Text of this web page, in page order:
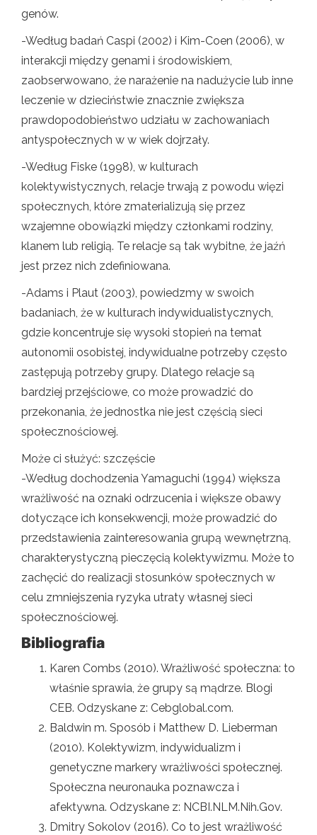
genów.
-Według badań Caspi (2002) i Kim-Coen (2006), w
interakcji między genami i środowiskiem,
zaobserwowano, że narażenie na nadużycie lub inne
leczenie w dzieciństwie znacznie zwiększa
prawdopodobieństwo udziału w zachowaniach
antyspołecznych w w wiek dojrzały.
-Według Fiske (1998), w kulturach
kolektywistycznych, relacje trwają z powodu więzi
społecznych, które zmaterializują się przez
wzajemne obowiązki między członkami rodziny,
klanem lub religią. Te relacje są tak wybitne, że jaźń
jest przez nich zdefiniowana.
-Adams i Plaut (2003), powiedzmy w swoich
badaniach, że w kulturach indywidualistycznych,
gdzie koncentruje się wysoki stopień na temat
autonomii osobistej, indywidualne potrzeby często
zastępują potrzeby grupy. Dlatego relacje są
bardziej przejściowe, co może prowadzić do
przekonania, że ​​jednostka nie jest częścią sieci
społecznościowej.
Może ci służyć: szczęście
-Według dochodzenia Yamaguchi (1994) większa
wrażliwość na oznaki odrzucenia i większe obawy
dotyczące ich konsekwencji, może prowadzić do
przedstawienia zainteresowania grupą wewnętrzną,
charakterystyczną pieczęcią kolektywizmu. Może to
zachęcić do realizacji stosunków społecznych w
celu zmniejszenia ryzyka utraty własnej sieci
społecznościowej.
Bibliografia
Karen Combs (2010). Wrażliwość społeczna: to
właśnie sprawia, że ​​grupy są mądrze. Blogi
CEB. Odzyskane z: Cebglobal.com.
Baldwin m. Sposób i Matthew D. Lieberman
(2010). Kolektywizm, indywidualizm i
genetyczne markery wrażliwości społecznej.
Społeczna neuronauka poznawcza i
afektywna. Odzyskane z: NCBI.NLM.Nih.Gov.
Dmitry Sokolov (2016). Co to jest wrażliwość